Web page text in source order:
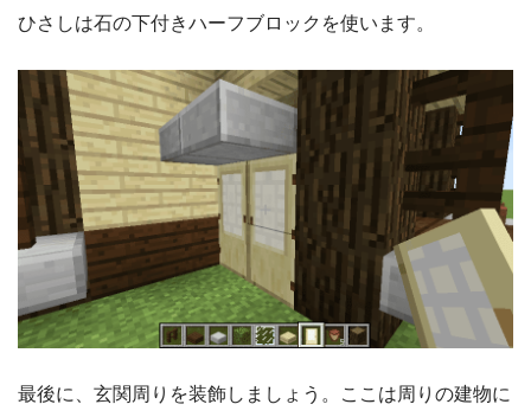
ひさしは石の下付きハーフブロックを使います。
最後に、玄関周りを装飾しましょう。ここは周りの建物に